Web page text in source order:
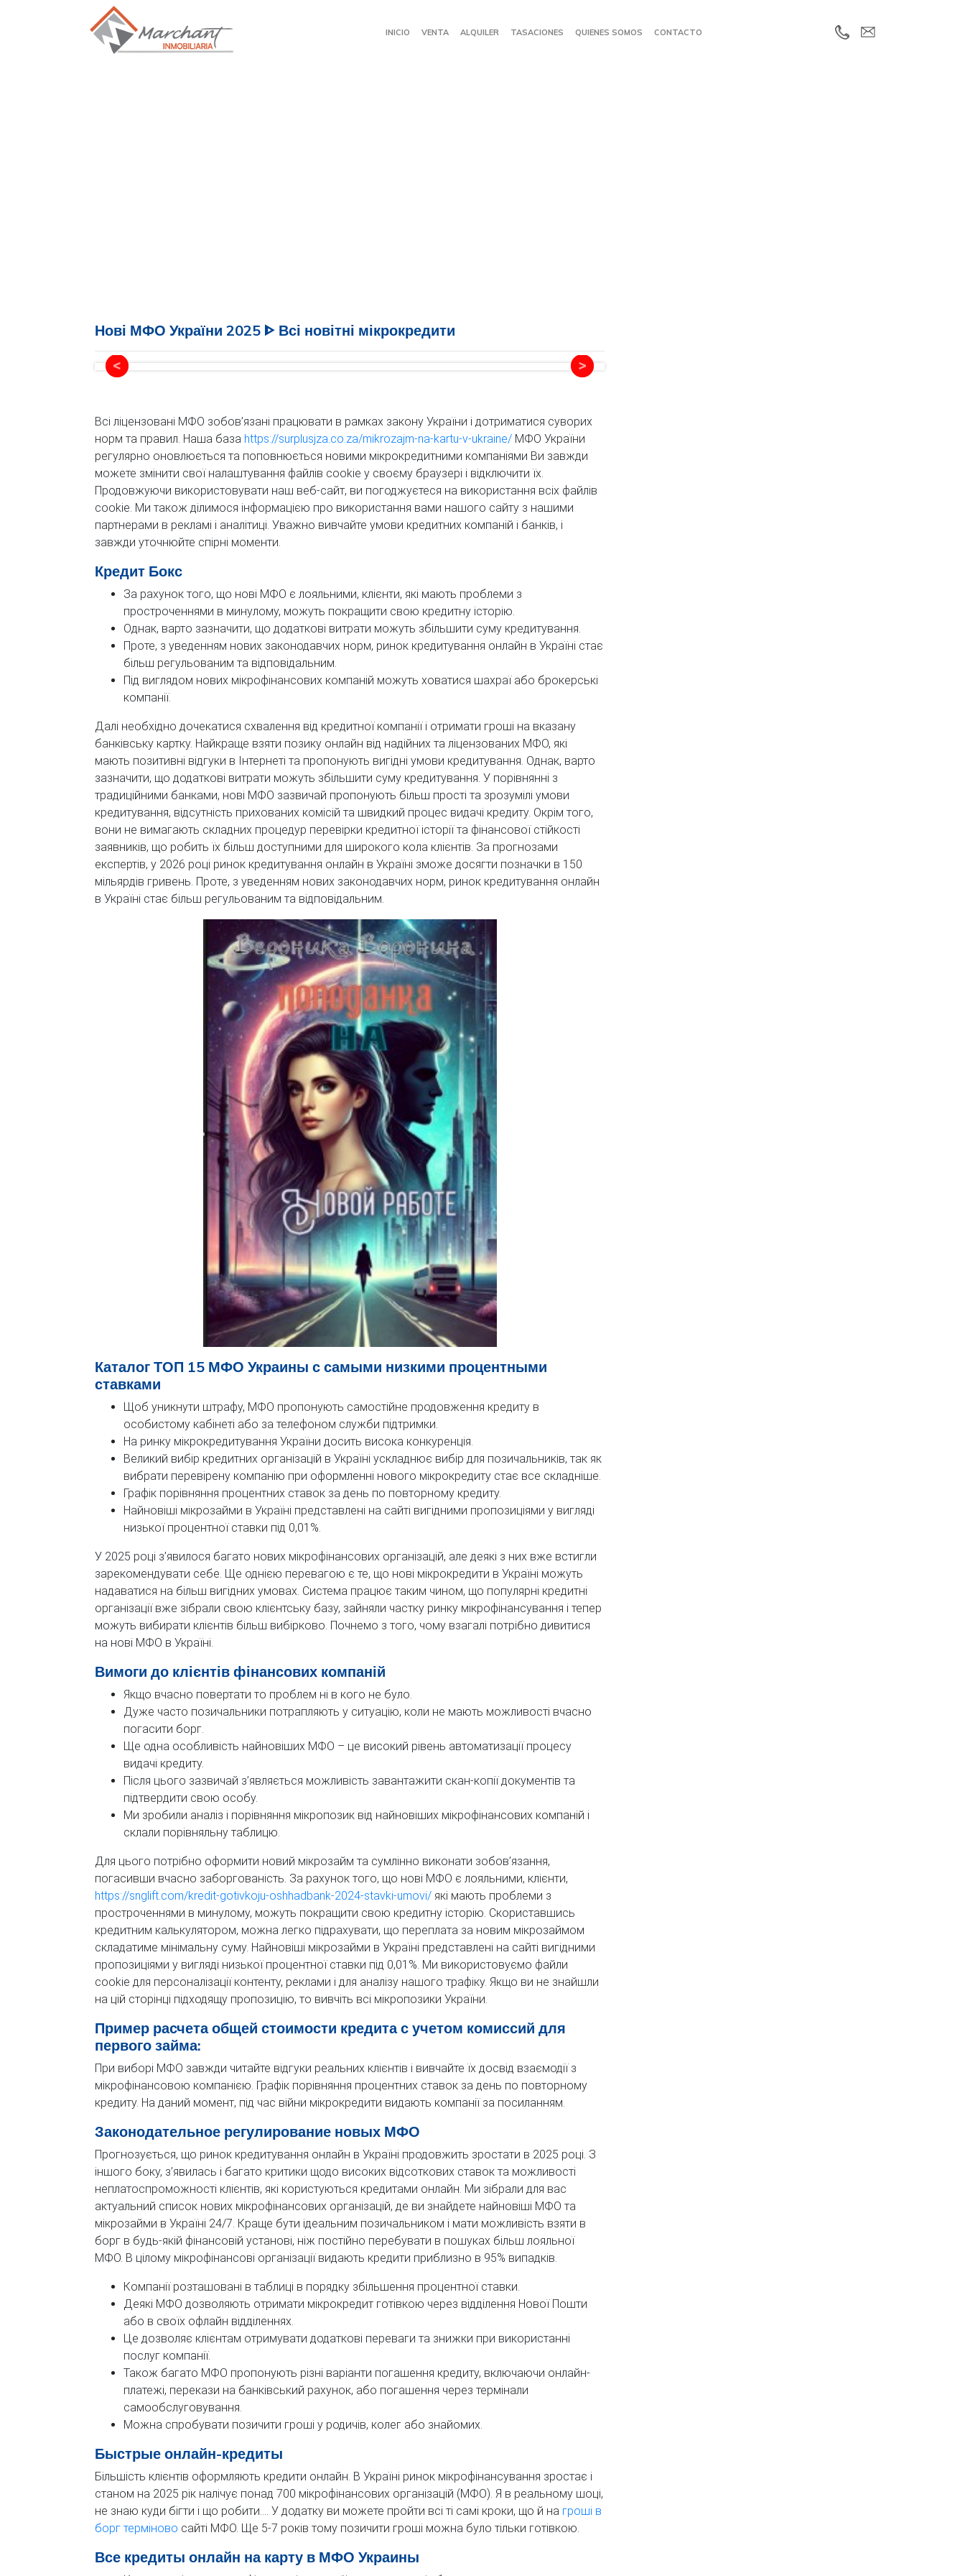
INICIO VENTA ALQUILER TASACIONES QUIENES SOMOS CONTACTO
Нові МФО України 2025 ᐈ Всі новітні мікрокредити
Всі ліцензовані МФО зобов’язані працювати в рамках закону України і дотриматися суворих
норм та правил. Наша база https://surplusjza.co.za/mikrozajm-na-kartu-v-ukraine/ МФО України
регулярно оновлюється та поповнюється новими мікрокредитними компаніями Ви завжди
можете змінити свої налаштування файлів cookie у своєму браузері і відключити їх.
Продовжуючи використовувати наш веб-сайт, ви погоджуєтеся на використання всіх файлів
cookie. Ми також ділимося інформацією про використання вами нашого сайту з нашими
партнерами в рекламі і аналітиці. Уважно вивчайте умови кредитних компаній і банків, і
завжди уточнюйте спірні моменти.
Кредит Бокс
За рахунок того, що нові МФО є лояльними, клієнти, які мають проблеми з
простроченнями в минулому, можуть покращити свою кредитну історію.
Однак, варто зазначити, що додаткові витрати можуть збільшити суму кредитування.
Проте, з уведенням нових законодавчих норм, ринок кредитування онлайн в Україні стає
більш регульованим та відповідальним.
Під виглядом нових мікрофінансових компаній можуть ховатися шахраї або брокерські
компанії.
Далі необхідно дочекатися схвалення від кредитної компанії і отримати гроші на вказану
банківську картку. Найкраще взяти позику онлайн від надійних та ліцензованих МФО, які
мають позитивні відгуки в Інтернеті та пропонують вигідні умови кредитування. Однак, варто
зазначити, що додаткові витрати можуть збільшити суму кредитування. У порівнянні з
традиційними банками, нові МФО зазвичай пропонують більш прості та зрозумілі умови
кредитування, відсутність прихованих комісій та швидкий процес видачі кредиту. Окрім того,
вони не вимагають складних процедур перевірки кредитної історії та фінансової стійкості
заявників, що робить їх більш доступними для широкого кола клієнтів. За прогнозами
експертів, у 2026 році ринок кредитування онлайн в Україні зможе досягти позначки в 150
мільярдів гривень. Проте, з уведенням нових законодавчих норм, ринок кредитування онлайн
в Україні стає більш регульованим та відповідальним.
Каталог ТОП 15 МФО Украины с самыми низкими процентными
ставками
Щоб уникнути штрафу, МФО пропонують самостійне продовження кредиту в
особистому кабінеті або за телефоном служби підтримки.
На ринку мікрокредитування України досить висока конкуренція.
Великий вибір кредитних організацій в Україні ускладнює вибір для позичальників, так як
вибрати перевірену компанію при оформленні нового мікрокредиту стає все складніше.
Графік порівняння процентних ставок за день по повторному кредиту.
Найновіші мікрозайми в Україні представлені на сайті вигідними пропозиціями у вигляді
низької процентної ставки під 0,01%.
У 2025 році з’явилося багато нових мікрофінансових організацій, але деякі з них вже встигли
зарекомендувати себе. Ще однією перевагою є те, що нові мікрокредити в Україні можуть
надаватися на більш вигідних умовах. Система працює таким чином, що популярні кредитні
організації вже зібрали свою клієнтську базу, зайняли частку ринку мікрофінансування і тепер
можуть вибирати клієнтів більш вибірково. Почнемо з того, чому взагалі потрібно дивитися
на нові МФО в Україні.
Вимоги до клієнтів фінансових компаній
Якщо вчасно повертати то проблем ні в кого не було.
Дуже часто позичальники потрапляють у ситуацію, коли не мають можливості вчасно
погасити борг.
Ще одна особливість найновіших МФО – це високий рівень автоматизації процесу
видачі кредиту.
Після цього зазвичай з’являється можливість завантажити скан-копії документів та
підтвердити свою особу.
Ми зробили аналіз і порівняння мікропозик від найновіших мікрофінансових компаній і
склали порівняльну таблицю.
Для цього потрібно оформити новий мікрозайм та сумлінно виконати зобов’язання,
погасивши вчасно заборгованість. За рахунок того, що нові МФО є лояльними, клієнти,
https://snglift.com/kredit-gotivkoju-oshhadbank-2024-stavki-umovi/ які мають проблеми з
простроченнями в минулому, можуть покращити свою кредитну історію. Скориставшись
кредитним калькулятором, можна легко підрахувати, що переплата за новим мікрозаймом
складатиме мінімальну суму. Найновіші мікрозайми в Україні представлені на сайті вигідними
пропозиціями у вигляді низької процентної ставки під 0,01%. Ми використовуємо файли
cookie для персоналізації контенту, реклами і для аналізу нашого трафіку. Якщо ви не знайшли
на цій сторінці підходящу пропозицію, то вивчіть всі мікропозики України.
Пример расчета общей стоимости кредита с учетом комиссий для
первого займа:
При виборі МФО завжди читайте відгуки реальних клієнтів і вивчайте їх досвід взаємодії з
мікрофінансовою компанією. Графік порівняння процентних ставок за день по повторному
кредиту. На даний момент, під час війни мікрокредити видають компанії за посиланням.
Законодательное регулирование новых МФО
Прогнозується, що ринок кредитування онлайн в Україні продовжить зростати в 2025 році. З
іншого боку, з’явилась і багато критики щодо високих відсоткових ставок та можливості
неплатоспроможності клієнтів, які користуються кредитами онлайн. Ми зібрали для вас
актуальний список нових мікрофінансових організацій, де ви знайдете найновіші МФО та
мікрозайми в Україні 24/7. Краще бути ідеальним позичальником і мати можливість взяти в
борг в будь-якій фінансовій установі, ніж постійно перебувати в пошуках більш лояльної
МФО. В цілому мікрофінансові організації видають кредити приблизно в 95% випадків.
Компанії розташовані в таблиці в порядку збільшення процентної ставки.
Деякі МФО дозволяють отримати мікрокредит готівкою через відділення Нової Пошти
або в своїх офлайн відділеннях.
Це дозволяє клієнтам отримувати додаткові переваги та знижки при використанні
послуг компанії.
Також багато МФО пропонують різні варіанти погашення кредиту, включаючи онлайн-
платежі, перекази на банківський рахунок, або погашення через термінали
самообслуговування.
Можна спробувати позичити гроші у родичів, колег або знайомих.
Быстрые онлайн-кредиты
Більшість клієнтів оформляють кредити онлайн. В Україні ринок мікрофінансування зростає і
станом на 2025 рік налічує понад 700 мікрофінансових організацій (МФО). Я в реальному шоці,
не знаю куди бігти і що робити…. У додатку ви можете пройти всі ті самі кроки, що й на гроші в
борг терміново сайті МФО. Ще 5-7 років тому позичити гроші можна було тільки готівкою.
Все кредиты онлайн на карту в МФО Украины